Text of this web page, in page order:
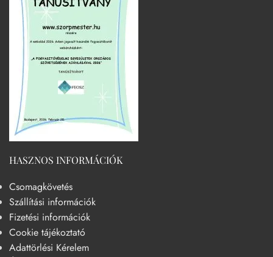
HASZNOS INFORMÁCIÓK
Csomagkövetés
Szállítási információk
Fizetési információk
Cookie tájékoztató
Adattörlési Kérelem